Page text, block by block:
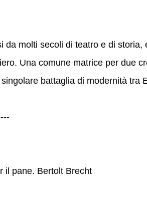
da molti secoli di teatro e di storia,
Una comune matrice per due
battaglia di modernità tra
il pane. Bertolt Brecht